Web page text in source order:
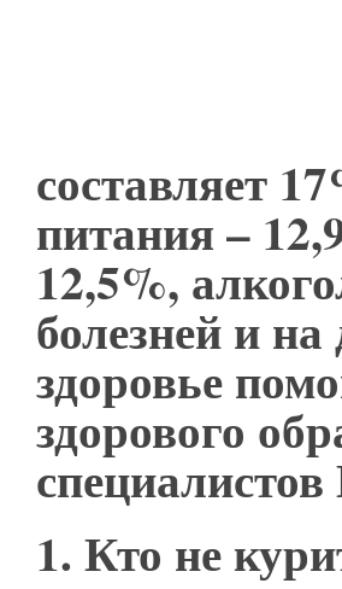
составляет
питания –
12,5%,
болезней и
здоровье
здорового
1.Кто не